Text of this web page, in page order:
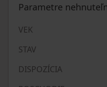
Parametre
VEK
STAV
DISPOZÍCIA